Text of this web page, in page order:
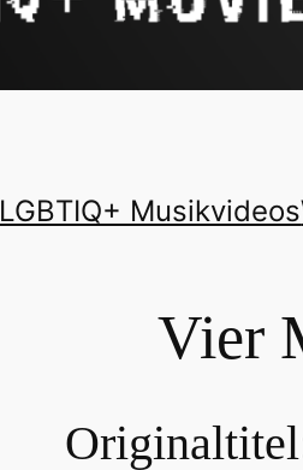
LGBTIQ+ Musikvideos
Vier